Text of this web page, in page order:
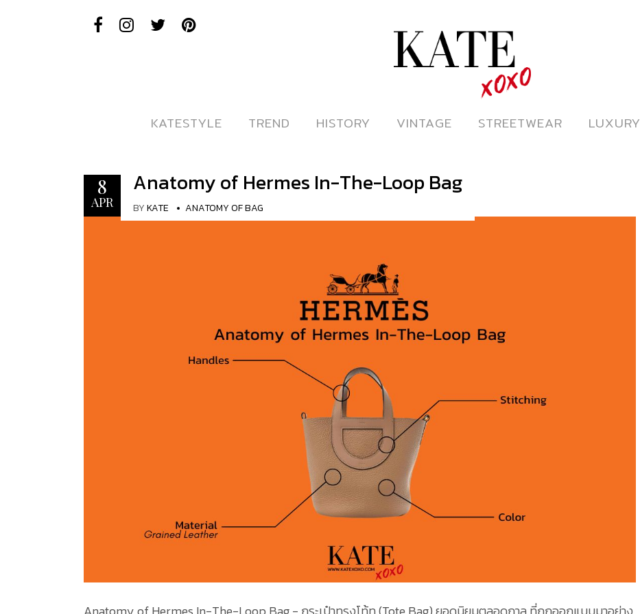
ดูหนังออนไลน์
KATESTYLE
KATESTYLE TREND
TREND HISTORY
HISTORY VINTAGE
VINTAGE STREETWEAR
STREETWEAR LUXURY
LUXURY
8
APR
Anatomy of Hermes In-The-Loop Bag
BYKATE ANATOMY OF BAG